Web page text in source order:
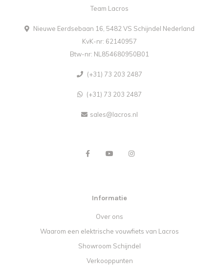
Team Lacros
Nieuwe Eerdsebaan 16, 5482 VS Schijndel Nederland
KvK-nr: 62140957
Btw-nr: NL854680950B01
(+31) 73 203 2487
(+31) 73 203 2487
sales@lacros.nl
Informatie
Over ons
Waarom een elektrische vouwfiets van Lacros
Showroom Schijndel
Verkooppunten